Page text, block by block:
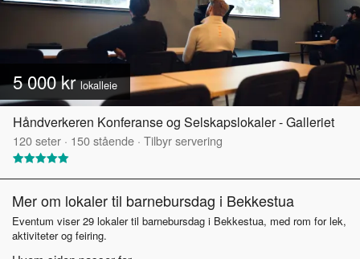
5 000 krlokalleie
Håndverkeren Konferanse og Selskapslokaler - Galleriet
120seter · 150stående · Tilbyr servering
Mer om lokaler til barnebursdag i Bekkestua
Eventum viser 29 lokaler til barnebursdag i Bekkestua, med rom for lek,
aktiviteter og feiring.